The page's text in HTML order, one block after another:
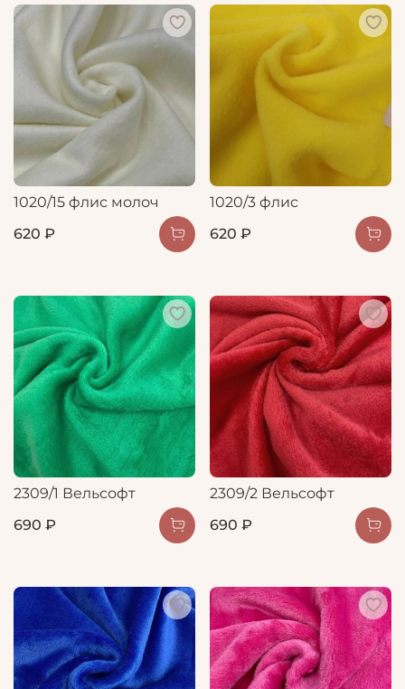
1020/15 флис молоч
620 ₽
1020/3 флис
620 ₽
2309/1 Вельсофт
690 ₽
2309/2 Вельсофт
690 ₽